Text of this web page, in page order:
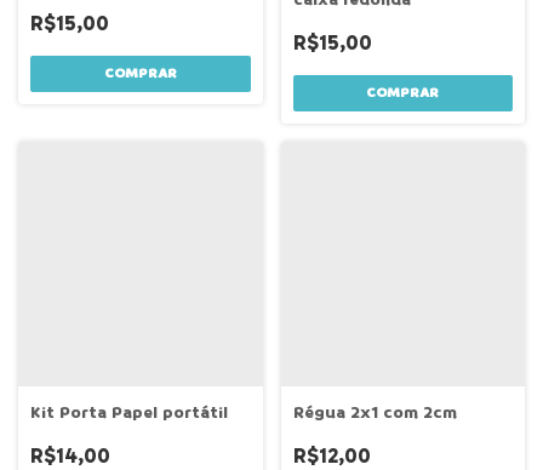
R$15,00
COMPRAR
R$15,00
Kit Porta Papel portátil
R$14,00
Régua 2x1 com 2cm
R$12,00